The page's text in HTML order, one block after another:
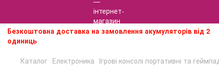
Безкоштовна доставка на замовлення акумуляторів від 2
одиниць
Каталог Електроника Ігрові консолі портативні та